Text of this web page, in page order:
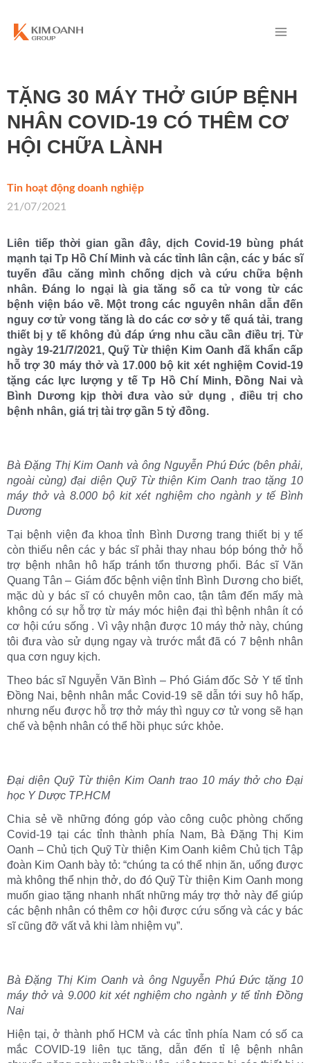
TẶNG 30 MÁY THỞ GIÚP BỆNH
NHÂN COVID-19 CÓ THÊM CƠ
HỘI CHỮA LÀNH
Tin hoạt động doanh nghiệp
21/07/2021
Liên tiếp thời gian gần đây, dịch Covid-19 bùng phát
mạnh tại Tp Hồ Chí Minh và các tỉnh lân cận, các y bác sĩ
tuyến đầu căng mình chống dịch và cứu chữa bệnh
nhân. Đáng lo ngại là gia tăng số ca tử vong từ các
bệnh viện báo về. Một trong các nguyên nhân dẫn đến
nguy cơ tử vong tăng là do các cơ sở y tế quá tải, trang
thiết bị y tế không đủ đáp ứng nhu cầu cần điều trị. Từ
ngày 19-21/7/2021, Quỹ Từ thiện Kim Oanh đã khẩn cấp
hỗ trợ 30 máy thở và 17.000 bộ kit xét nghiệm Covid-19
tặng các lực lượng y tế Tp Hồ Chí Minh, Đồng Nai và
Bình Dương kịp thời đưa vào sử dụng , điều trị cho
bệnh nhân, giá trị tài trợ gần 5 tỷ đồng.
Bà Đặng Thị Kim Oanh và ông Nguyễn Phú Đức (bên phải,
ngoài cùng) đại diện Quỹ Từ thiện Kim Oanh trao tặng 10
máy thở và 8.000 bộ kit xét nghiệm cho ngành y tế Bình
Dương
Tại bệnh viện đa khoa tỉnh Bình Dương trang thiết bị y tế
còn thiếu nên các y bác sĩ phải thay nhau bóp bóng thở hỗ
trợ bệnh nhân hô hấp tránh tổn thương phổi. Bác sĩ Văn
Quang Tân – Giám đốc bệnh viện tỉnh Bình Dương cho biết,
mặc dù y bác sĩ có chuyên môn cao, tận tâm đến mấy mà
không có sự hỗ trợ từ máy móc hiện đại thì bệnh nhân ít có
cơ hội cứu sống . Vì vậy nhận được 10 máy thở này, chúng
tôi đưa vào sử dụng ngay và trước mắt đã có 7 bệnh nhân
qua cơn nguy kịch.
Theo bác sĩ Nguyễn Văn Bình – Phó Giám đốc Sở Y tế tỉnh
Đồng Nai, bệnh nhân mắc Covid-19 sẽ dẫn tới suy hô hấp,
nhưng nếu được hỗ trợ thở máy thì nguy cơ tử vong sẽ hạn
chế và bệnh nhân có thể hồi phục sức khỏe.
Đại diện Quỹ Từ thiện Kim Oanh trao 10 máy thở cho Đại
học Y Dược TP.HCM
Chia sẻ về những đóng góp vào công cuộc phòng chống
Covid-19 tại các tỉnh thành phía Nam, Bà Đặng Thị Kim
Oanh – Chủ tịch Quỹ Từ thiện Kim Oanh kiêm Chủ tịch Tập
đoàn Kim Oanh bày tỏ: “chúng ta có thể nhịn ăn, uống được
mà không thể nhịn thở, do đó Quỹ Từ thiện Kim Oanh mong
muốn giao tặng nhanh nhất những máy trợ thở này để giúp
các bệnh nhân có thêm cơ hội được cứu sống và các y bác
sĩ cũng đỡ vất vả khi làm nhiệm vụ”.
Bà Đặng Thị Kim Oanh và ông Nguyễn Phú Đức tặng 10
máy thở và 9.000 kit xét nghiệm cho ngành y tế tỉnh Đồng
Nai
Hiện tại, ở thành phố HCM và các tỉnh phía Nam có số ca
mắc COVID-19 liên tục tăng, dẫn đến tỉ lệ bệnh nhân